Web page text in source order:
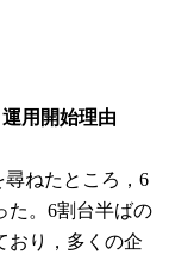
用開始理由
ねたところ，6
た。6割台半ばの
おり，多くの企